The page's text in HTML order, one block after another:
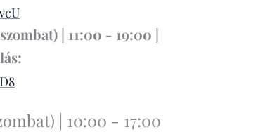
| 11:00 - 19:00 |
| 10:00 - 17:00